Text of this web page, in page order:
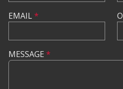
EMAIL*
MESSAGE *